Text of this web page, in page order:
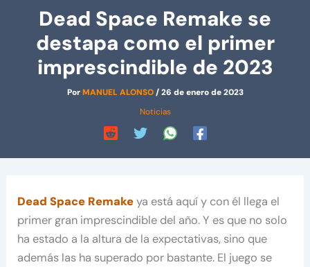
Dead Space Remake se
destapa como el primer
imprescindible de 2023
PorMANUEL ALONSO/26 de enero de 2023
Noticias
Dead Space Remakeya está aquí y con él llega el
primer gran imprescindible del año. Y es que no solo
ha estado a la altura de la expectativas, sino que
además las ha superado por bastante. El juego se